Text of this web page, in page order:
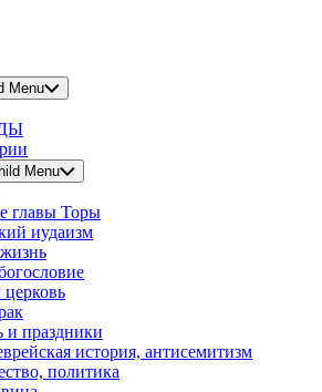
Menu
Menu
главы Торы
иудаизм
и праздники
история, антисемитизм
политика